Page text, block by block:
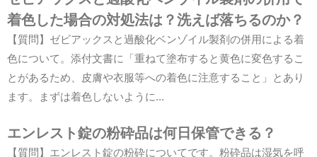
着色した場合の対処法は？洗えば落ちるのか？
【質問】ゼビアックスと過酸化ベンゾイル製剤の併用による着
色について。添付文書に「重ねて塗布すると黄色に変色するこ
とがあるため、皮膚や衣服等への着色に注意すること」とあり
ます。まずは着色しないように...
エンレスト錠の粉砕品は何日保管できる？
【質問】エンレスト錠の粉砕についてです。粉砕品は湿気を呼